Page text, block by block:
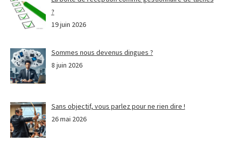
?
19 juin 2026
Sommes nous devenus dingues ?
8 juin 2026
Sans objectif, vous parlez pour ne rien dire !
26 mai 2026